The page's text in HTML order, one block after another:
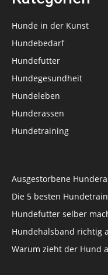
Hunde in der Kunst
Hundebedarf
Hundefutter
Hundegesundheit
Hundeleben
Hunderassen
Hundetraining
Ausgestorbene
Die 5 besten
Hundefutter selber
Hundehalsband richtig
Warum zieht der Hund